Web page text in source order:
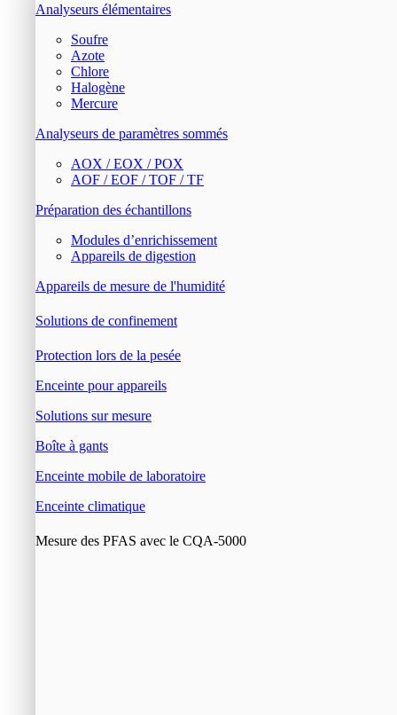
Analyseurs élémentaires
Soufre
Azote
Chlore
Halogène
Mercure
Analyseurs de paramètres sommés
AOX / EOX / POX
AOF / EOF / TOF / TF
Préparation des échantillons
Modules d’enrichissement
Appareils de digestion
Appareils de mesure de l'humidité
Solutions de confinement
Protection lors de la pesée
Enceinte pour appareils
Solutions sur mesure
Boîte à gants
Enceinte mobile de laboratoire
Enceinte climatique
Mesure des PFAS avec le CQA-5000